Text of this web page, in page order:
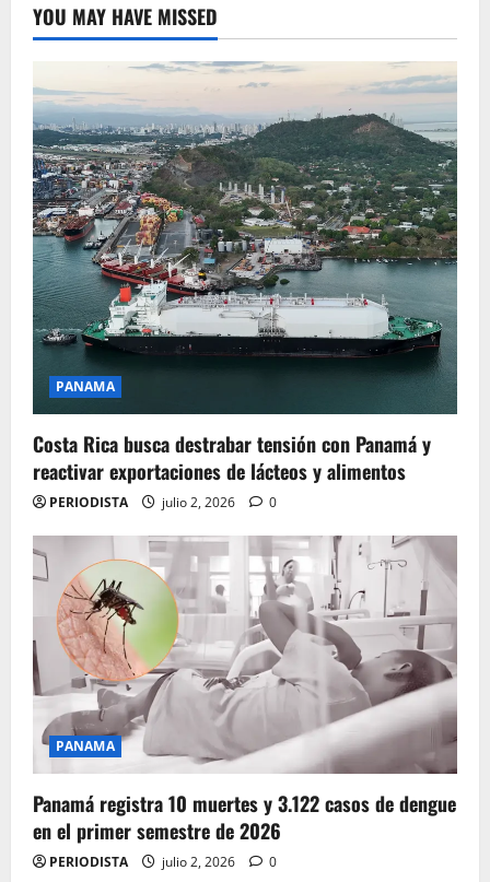
YOU MAY HAVE MISSED
PANAMA
Costa Rica busca destrabar tensión con Panamá y
reactivar exportaciones de lácteos y alimentos
PERIODISTA julio 2, 2026 0
PANAMA
Panamá registra 10 muertes y 3.122 casos de dengue
en el primer semestre de 2026
PERIODISTA julio 2, 2026 0